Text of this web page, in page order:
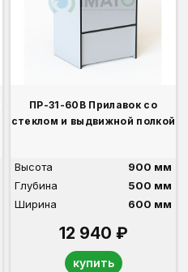
ПР-31-60В Прилавок со
стеклом и выдвижной полкой
Высота
900 мм
Глубина
500 мм
Ширина
600 мм
12 940 ₽
купить